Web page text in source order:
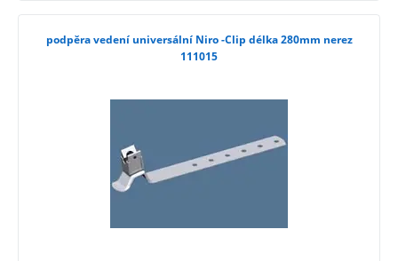
podpěra vedení universální Niro -Clip délka 280mm nerez
111015